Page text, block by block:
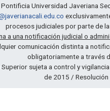
Universidad Javeriana
procesos judiciales por parte de
a una notificación judicial o
comunicación distinta a
obligatoriamente a través
sujeta a control y
de 2015 /